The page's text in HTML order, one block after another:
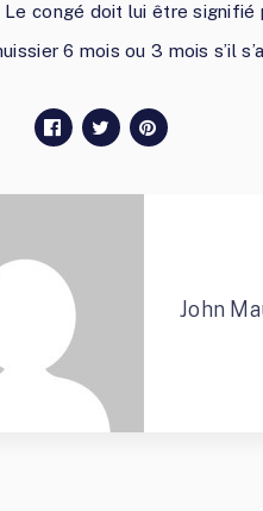
Le congé doit lui être
6 mois ou 3 mois s’il
John